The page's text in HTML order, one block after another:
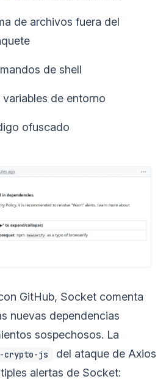
de archivos fuera del
de shell
de entorno
ofuscado
GitHub, Socket comenta
nuevas dependencias
sospechosos. La
crypto-js
del ataque de Axios
alertas de Socket: